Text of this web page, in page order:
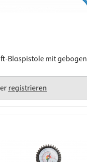
Blaspistole mit
registrieren